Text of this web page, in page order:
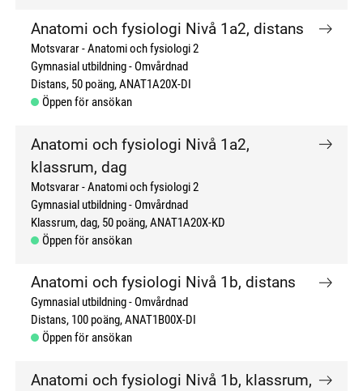
Anatomi och fysiologi Nivå 1a2, distans
Motsvarar - Anatomi och fysiologi 2
Gymnasial utbildning
Omvårdnad
Distans 50 poäng ANAT1A20X-DI
Öppen för ansökan
Anatomi och fysiologi Nivå 1a2,
klassrum, dag
Motsvarar - Anatomi och fysiologi 2
Gymnasial utbildning
Omvårdnad
Klassrum, dag 50 poäng ANAT1A20X-KD
Öppen för ansökan
Anatomi och fysiologi Nivå 1b, distans
Gymnasial utbildning
Omvårdnad
Distans 100 poäng ANAT1B00X-DI
Öppen för ansökan
Anatomi och fysiologi Nivå 1b, klassrum,